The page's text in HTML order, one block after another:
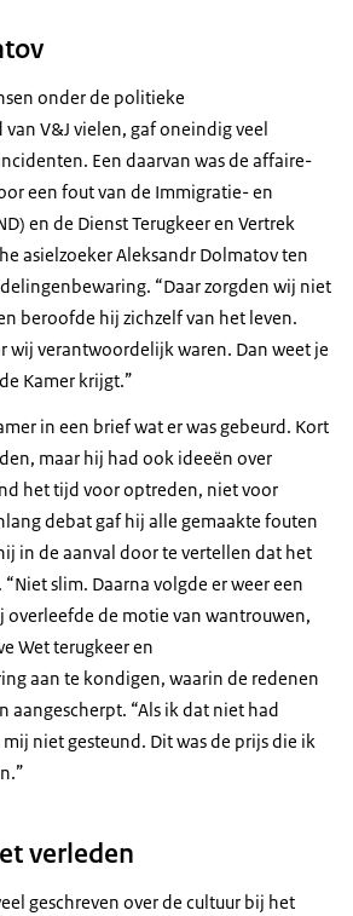
onder de politieke
V&J vielen, gaf oneindig veel
Een daarvan was de affaire-
een fout van de Immigratie- en
en de Dienst Terugkeer en Vertrek
asielzoeker Aleksandr Dolmatov ten
“Daar zorgden wij niet
beroofde hij zichzelf van het leven.
wij verantwoordelijk waren. Dan weet je
Kamer krijgt.”
in een brief wat er was gebeurd. Kort
maar hij had ook ideeën over
het tijd voor optreden, niet voor
debat gaf hij alle gemaakte fouten
in de aanval door te vertellen dat het
slim. Daarna volgde er weer een
overleefde de motie van wantrouwen,
Wet terugkeer en
aan te kondigen, waarin de redenen
aangescherpt. “Als ik dat niet had
niet gesteund. Dit was de prijs die ik
verleden
geschreven over de cultuur bij het